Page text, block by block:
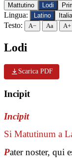
Mattutino Lodi
Lingua: Latino
Testo: A− Aa A+
Lodi
Scarica PDF
Incipit
Incipit
Si Matutinum a
Pater noster, qui